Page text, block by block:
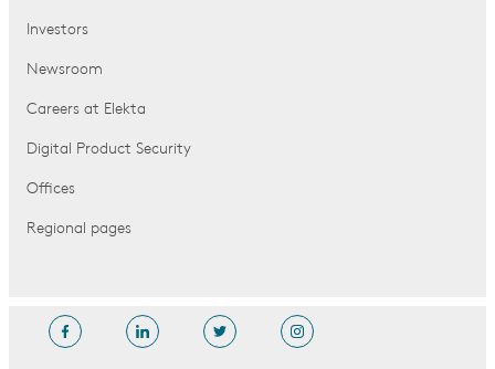
Investors
Newsroom
Careers at Elekta
Digital Product Security
Offices
Regional pages